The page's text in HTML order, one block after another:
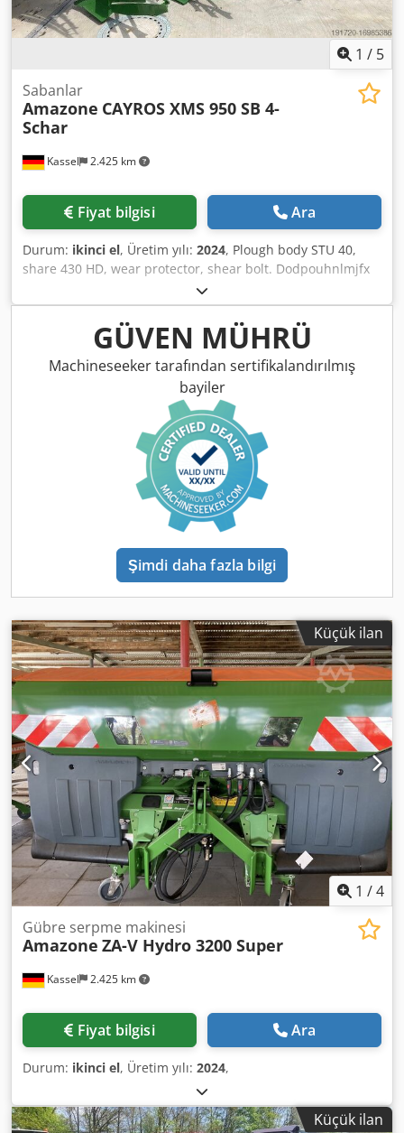
1 / 5
Kassel 2.425 km
Sabanlar
Amazone CAYROS XMS 950 SB 4-
Schar
Fiyat bilgisi Ara
Durum: ikinci el, Üretim yılı: 2024, Plough body STU 40,
share 430 HD, wear protector, shear bolt. Dodpouhnlmjfx
GÜVEN MÜHRÜ
Machineseeker tarafından sertifikalandırılmış
bayiler
Şimdi daha fazla bilgi
Küçük ilan
1 /4
Kassel 2.425 km
Gübre serpme makinesi
Amazone ZA-V Hydro 3200 Super
Fiyat bilgisi Ara
Durum: ikinci el, Üretim yılı: 2024,
Küçük ilan